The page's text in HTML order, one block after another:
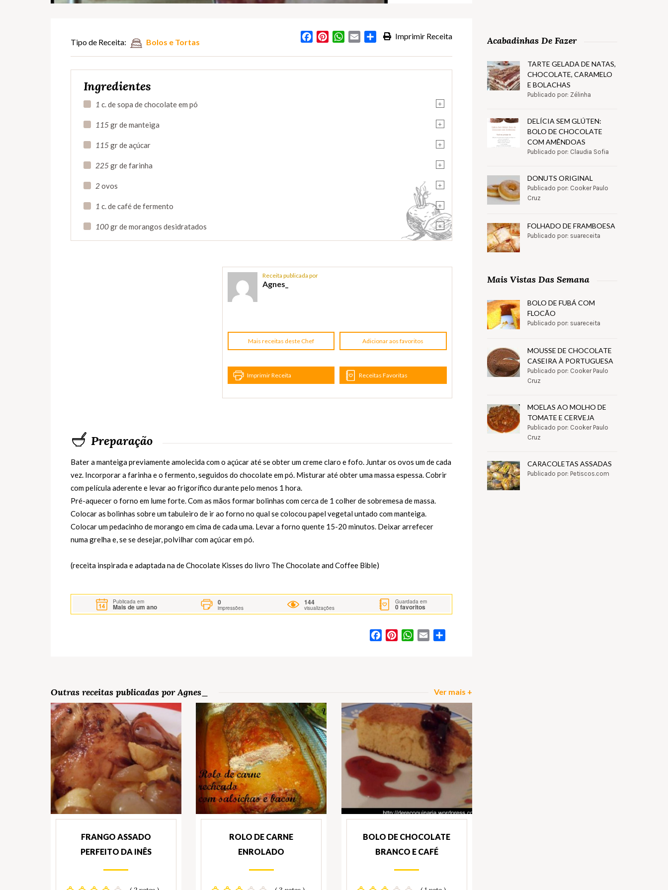
Imprimir Receita
FacebookPinterestWhatsApp
Email Partilhar
Tipo de Receita: Bolos e Tortas
Ingredientes
+
1 c. de sopa de chocolate em pó
+
115 gr de manteiga
+
115 gr de açúcar
+
225 gr de farinha
+
2ovos
+
1 c. de café de fermento
+
100gr de morangos desidratados
Receita publicada por
Agnes_
Mais receitas deste Chef Adicionar aos favoritos
Imprimir Receita Receitas Favoritas
Preparação
Bater a manteiga previamente amolecida com o açúcar até se obter um creme claro e fofo. Juntar os ovos um de cada
vez. Incorporar a farinha e o fermento, seguidos do chocolate em pó. Misturar até obter uma massa espessa. Cobrir
com película aderente e levar ao frigorífico durante pelo menos 1 hora.
Pré-aquecer o forno em lume forte. Com as mãos formar bolinhas com cerca de 1 colher de sobremesa de massa.
Colocar as bolinhas sobre um tabuleiro de ir ao forno no qual se colocou papel vegetal untado com manteiga.
Colocar um pedacinho de morango em cima de cada uma. Levar a forno quente 15-20 minutos. Deixar arrefecer
numa grelha e, se se desejar, polvilhar com açúcar em pó.
(receita inspirada e adaptada na de Chocolate Kisses do livro The Chocolate and Coffee Bible)
Publicada em
Mais de um ano
0
impressões
144
visualizações
Guardada em
0favoritos
FacebookPinterestWhatsApp
Email
Outras receitas publicadas por Agnes_ Ver mais +
FRANGO ASSADO
PERFEITO DA INÊS
ROLO DE CARNE
ENROLADO
BOLO DE CHOCOLATE
BRANCO E CAFÉ
Acabadinhas De Fazer
TARTE GELADA DE NATAS,
CHOCOLATE, CARAMELO
E BOLACHAS
Publicado por: Zélinha
DELÍCIA SEM GLÚTEN:
BOLO DE CHOCOLATE
COM AMÊNDOAS
Publicado por: Claudia Sofia
DONUTS ORIGINAL
Publicado por: Cooker Paulo
Cruz
FOLHADO DE FRAMBOESA
Publicado por: suareceita
Mais Vistas Das Semana
BOLO DE FUBÁ COM
FLOCÃO
Publicado por: suareceita
MOUSSE DE CHOCOLATE
CASEIRA À PORTUGUESA
Publicado por: Cooker Paulo
Cruz
MOELAS AO MOLHO DE
TOMATE E CERVEJA
Publicado por: Cooker Paulo
Cruz
CARACOLETAS ASSADAS
Publicado por: Petiscos.com